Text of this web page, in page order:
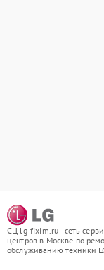
СЦ lg-fixim.ru - сеть
центров в Москве по
обслуживанию техники